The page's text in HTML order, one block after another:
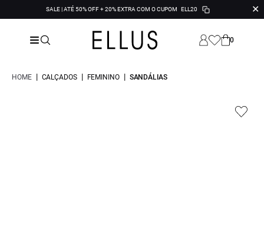
SALE | ATÉ 50% OFF + 20% EXTRA COM O CUPOM ELL20 ✕
0
HOME | CALÇADOS | FEMININO | SANDÁLIAS